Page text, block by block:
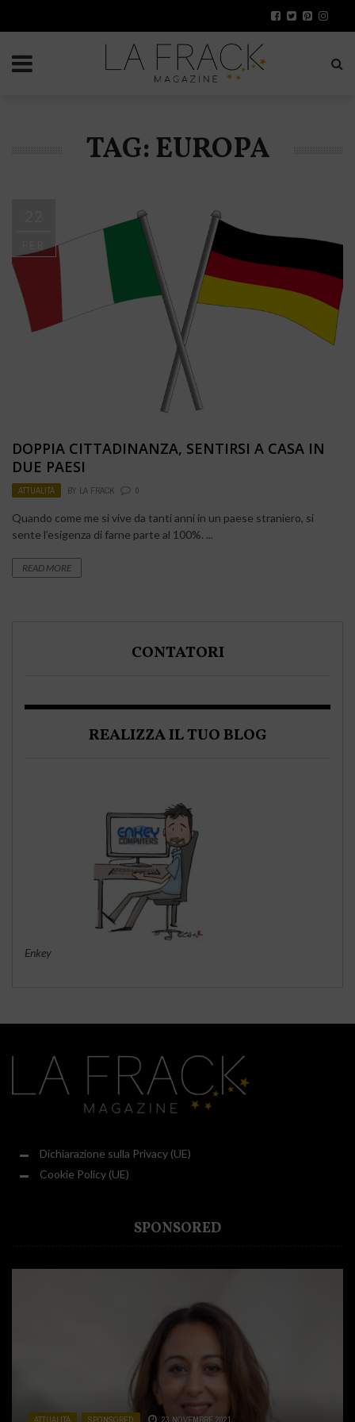
TAG: EUROPA
DOPPIA CITTADINANZA, SENTIRSI A CASA IN
DUE PAESI
ATTUALITÀ BY LA FRACK 0
Quando come me si vive da tanti anni in un paese straniero, si
sente l’esigenza di farne parte al 100%. ...
READ MORE
CONTATORI
REALIZZA IL TUO BLOG
Enkey
Dichiarazione sulla Privacy (UE)
Cookie Policy (UE)
SPONSORED
ATTUALITÀ SPONSORED 23 NOVEMBRE 2021
ATTUALITÀ CUCINA , SPONSORED 2 DICEMBRE 2020
ATTUALITÀ SPONSORED 31 LUGLIO 2020